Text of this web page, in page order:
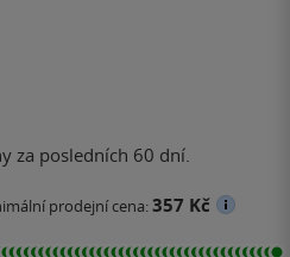
za posledních 60 dní.
prodejní cena:357 Kč